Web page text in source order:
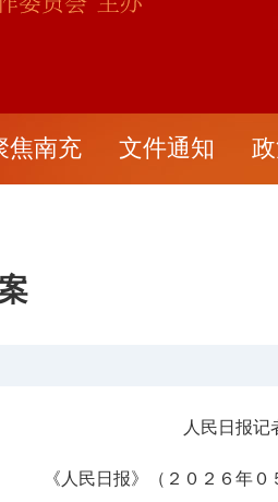
焦南充 文件通知
人民日报
《人民日报》（２０２６